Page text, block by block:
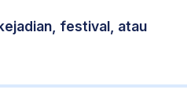
festival, atau